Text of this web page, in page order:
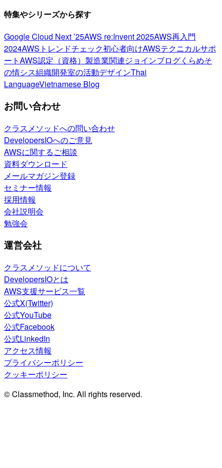
特集やシリーズから探す
Google Cloud Next ’25AWS re:Invent 2025AWS再入門
2024AWSトレンドチェック初心者向けAWSテクニカルサポ
ートAWS認定（資格） 製造業関連ジョインブログくらめそ
の情シス組織開発室の活動デザインThai
LanguageVietnamese Blog
お問い合わせ
クラスメソッドへの問い合わせ
DevelopersIOへのご意見
AWSに関するご相談
資料ダウンロード
メールマガジン登録
セミナー情報
採用情報
会社説明会
勉強会
運営会社
クラスメソッドについて
DevelopersIOとは
AWS支援サービス一覧
公式X(Twitter)
公式YouTube
公式Facebook
公式LinkedIn
アクセス情報
プライバシーポリシー
クッキーポリシー
© Classmethod, Inc. All rights reserved.